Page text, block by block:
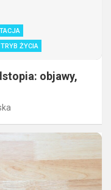
ŻYCIA
objawy,